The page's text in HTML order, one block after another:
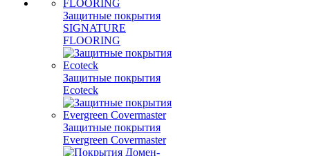
Защитные покрытия
SIGNATURE
FLOORING
Защитные покрытия
Ecoteck
Защитные покрытия
Evergreen Covermaster